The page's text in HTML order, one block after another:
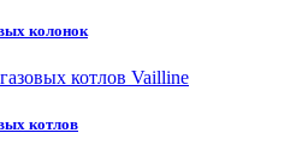
колонок
котлов